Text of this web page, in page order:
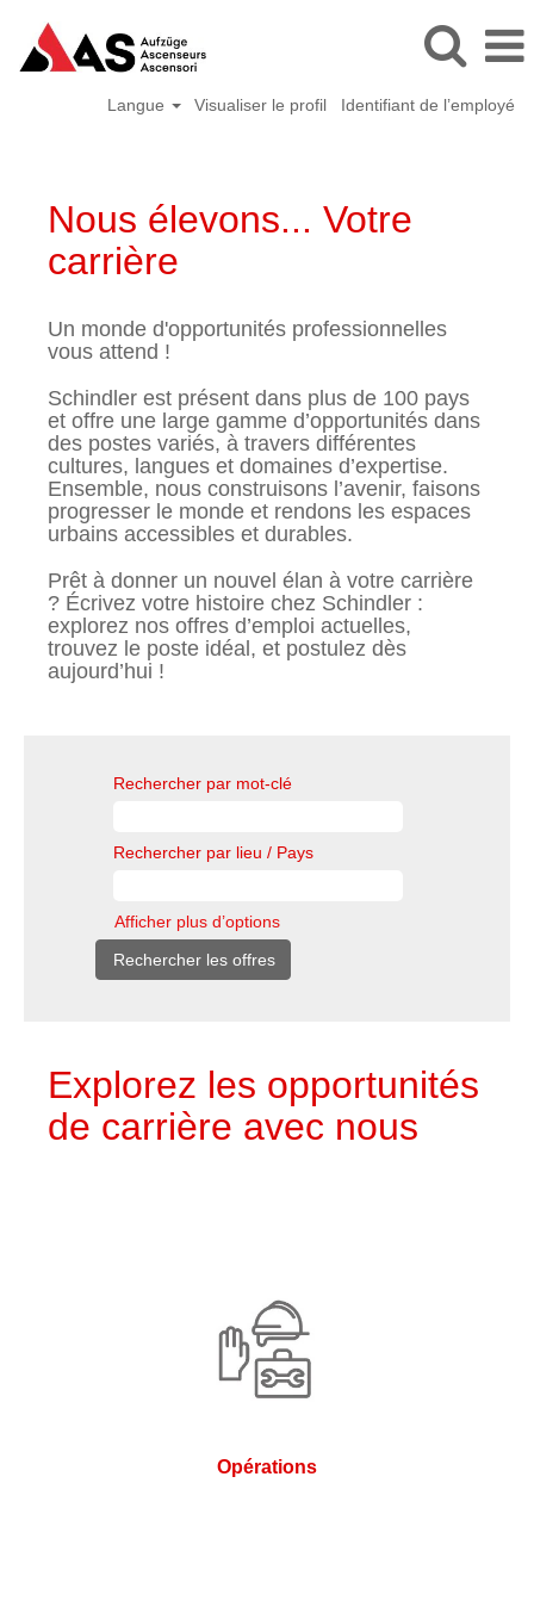
Langue Visualiser le profil Identifiant de l’employé
Nous élevons... Votre
carrière
Un monde d'opportunités professionnelles
vous attend !
Schindler est présent dans plus de 100 pays
et offre une large gamme d’opportunités dans
des postes variés, à travers différentes
cultures, langues et domaines d’expertise.
Ensemble, nous construisons l’avenir, faisons
progresser le monde et rendons les espaces
urbains accessibles et durables.
Prêt à donner un nouvel élan à votre carrière
? Écrivez votre histoire chez Schindler :
explorez nos offres d’emploi actuelles,
trouvez le poste idéal, et postulez dès
aujourd’hui !
Rechercher par mot-clé
Rechercher par lieu / Pays
Afficher plus d’options
Explorez les opportunités
de carrière avec nous
Opérations